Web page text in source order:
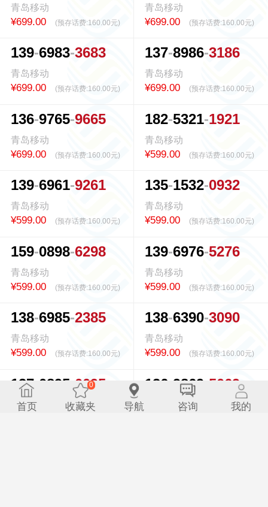
青岛移动
¥699.00 (预存话费:160.00元)
青岛移动
¥699.00 (预存话费:160.00元)
139 6983 3683
青岛移动
¥699.00 (预存话费:160.00元)
137 8986 3186
青岛移动
¥699.00 (预存话费:160.00元)
136 9765 9665
青岛移动
¥699.00 (预存话费:160.00元)
182 5321 1921
青岛移动
¥599.00 (预存话费:160.00元)
139 6961 9261
青岛移动
¥599.00 (预存话费:160.00元)
135 1532 0932
青岛移动
¥599.00 (预存话费:160.00元)
159 0898 6298
青岛移动
¥599.00 (预存话费:160.00元)
139 6976 5276
青岛移动
¥599.00 (预存话费:160.00元)
138 6985 2385
青岛移动
¥599.00 (预存话费:160.00元)
138 6390 3090
青岛移动
¥599.00 (预存话费:160.00元)
137 0895 0095
青岛移动
136 9869 5069
青岛移动
首页
0
收藏夹 导航 咨询 我的
0.351414s